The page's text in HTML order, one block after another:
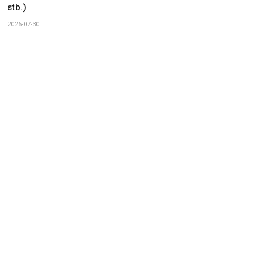
stb.)
2026-07-30